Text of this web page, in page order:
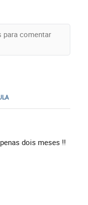
dois meses !!